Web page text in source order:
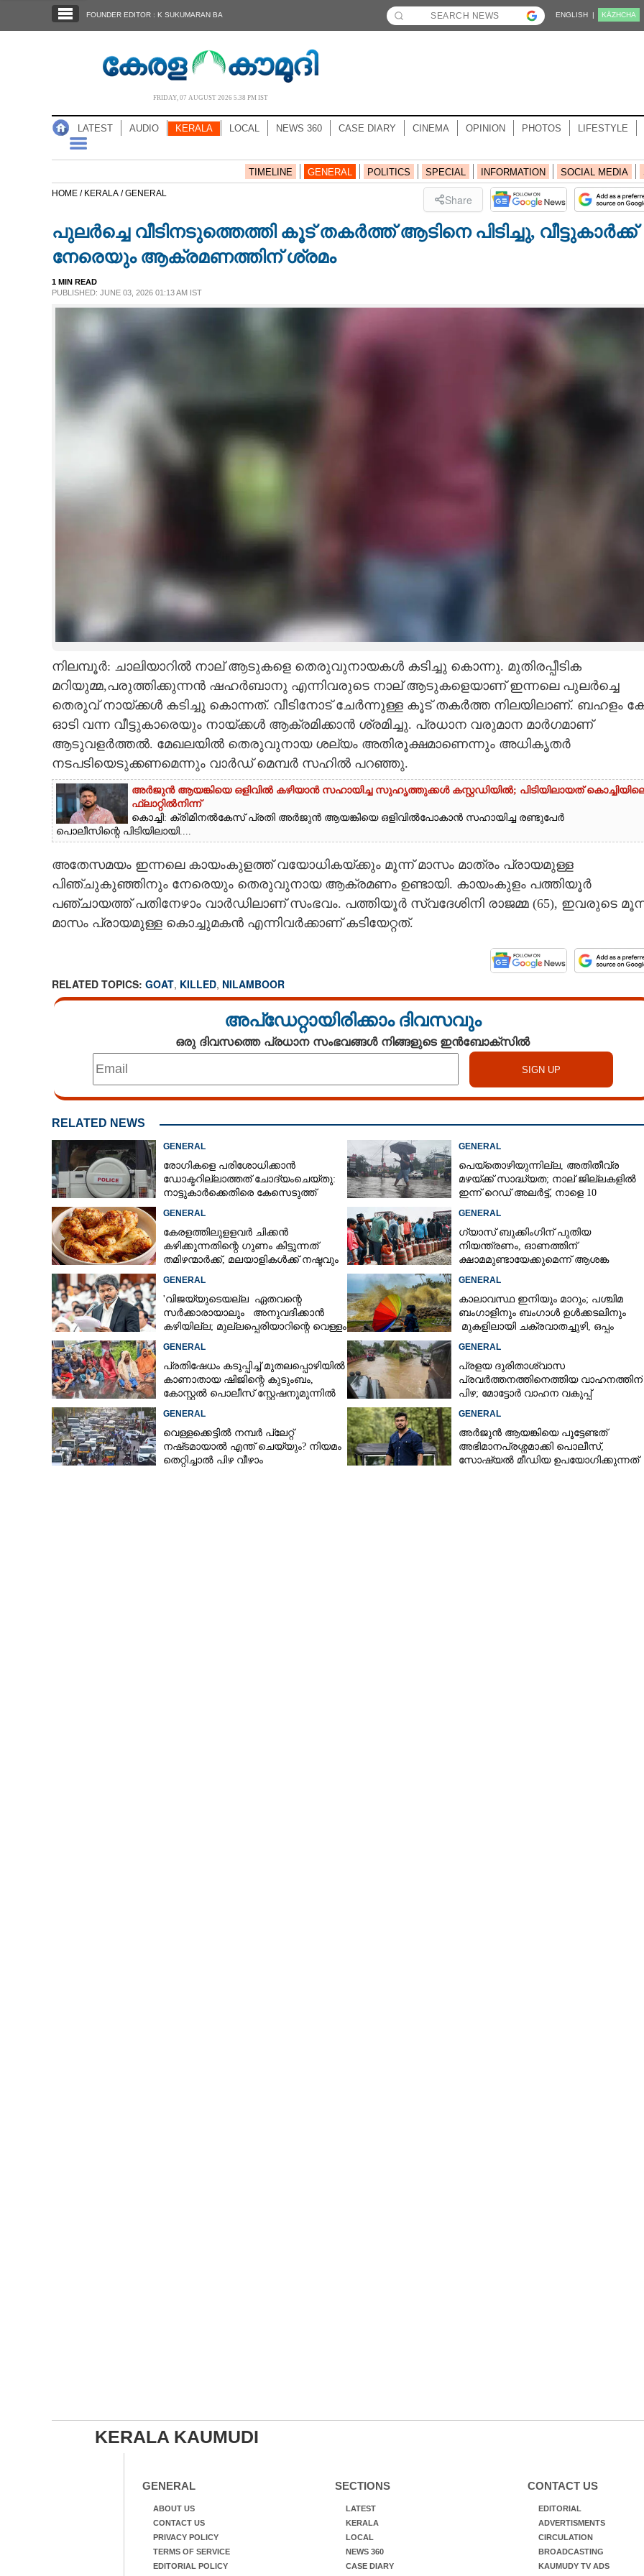
NOTIFIED NEWS
NEWS 360
CASE DIARY
CARTOONS
LITERATURE
CONTACT US
FOUNDER EDITOR : K SUKUMARAN BA ENGLISH | KĀZHCHA
FRIDAY, 07 AUGUST 2026 5.38 PM IST
LATEST AUDIO KERALA LOCAL NEWS 360 CASE DIARY CINEMA OPINION PHOTOS LIFESTYLE
TIMELINE GENERAL POLITICS SPECIAL INFORMATION SOCIAL MEDIA
HOME / KERALA /GENERAL Share
പുലർച്ചെ വീടിനടുത്തെത്തി കൂട് തകർത്ത് ആടിനെ പിടിച്ചു, വീട്ടുകാർക്ക്
നേരെയും ആക്രമണത്തിന് ശ്രമം
1 MIN READ
PUBLISHED: JUNE 03, 2026 01:13 AM IST
നിലമ്പൂർ: ചാലിയാറിൽ നാല് ആടുകളെ തെരുവുനായകൾ കടിച്ചു കൊന്നു. മുതിരപ്പീടിക
മറിയുമ്മ,പരുത്തിക്കുന്നൻ ഷഹർബാനു എന്നിവരുടെ നാല് ആടുകളെയാണ് ഇന്നലെ പുലർച്ചെ
തെരുവ് നായ്ക്കൾ കടിച്ചു കൊന്നത്. വീടിനോട് ചേർന്നുള്ള കൂട് തകർത്ത നിലയിലാണ്. ബഹളം
ഓടി വന്ന വീട്ടുകാരെയും നായ്ക്കൾ ആക്രമിക്കാൻ ശ്രമിച്ചു. പ്രധാന വരുമാന മാർഗമാണ്
ആടുവളർത്തൽ. മേഖലയിൽ തെരുവുനായ ശല്യം അതിരൂക്ഷമാണെന്നും അധികൃതർ
നടപടിയെടുക്കണമെന്നും വാർഡ് മെമ്പർ സഹിൽ പറഞ്ഞു.
അർജുൻ ആയങ്കിയെ ഒളിവിൽ കഴിയാൻ സഹായിച്ച സുഹൃത്തുക്കൾ കസ്റ്റഡിയിൽ; പിടിയിലായത്
ഫ്ലാറ്റിൽനിന്ന്
കൊച്ചി: ക്രിമിനൽകേസ് പ്രതി അർജുൻ ആയങ്കിയെ ഒളിവിൽപോകാൻ സഹായിച്ച രണ്ടുപേർ
പൊലീസിന്റെ പിടിയിലായി....
അതേസമയം ഇന്നലെ കായംകുളത്ത് വയോധികയ്ക്കും മൂന്ന് മാസം മാത്രം പ്രായമുള്ള
പിഞ്ചുകുഞ്ഞിനും നേരെയും തെരുവുനായ ആക്രമണം ഉണ്ടായി. കായംകുളം പത്തിയൂർ
പഞ്ചായത്ത് പതിനേഴാം വാർഡിലാണ് സംഭവം. പത്തിയൂർ സ്വദേശിനി രാജമ്മ (65), ഇവരുടെ
മാസം പ്രായമുള്ള കൊച്ചുമകൻ എന്നിവർക്കാണ് കടിയേറ്റത്.
RELATED TOPICS: GOAT, KILLED, NILAMBOOR
അപ്ഡേറ്റായിരിക്കാം ദിവസവും
ഒരു ദിവസത്തെ പ്രധാന സംഭവങ്ങൾ നിങ്ങളുടെ ഇൻബോക്സിൽ
RELATED NEWS
GENERAL
രോഗികളെ പരിശോധിക്കാൻ
ഡോക്ടറില്ലാത്തത് ചോദ്യംചെയ്തു:
നാട്ടുകാർക്കെതിരെ കേസെടുത്ത്
GENERAL
പെയ്തൊഴിയുന്നില്ല, അതിതീവ്ര
മഴയ്ക്ക് സാദ്ധ്യത;​ നാല് ജില്ലകളിൽ
ഇന്ന് റെഡ് അലർട്ട്,​ നാളെ 10
GENERAL
കേരളത്തിലുളളവർ ചിക്കൻ
കഴിക്കുന്നതിന്റെ ഗുണം കിട്ടുന്നത്
തമിഴന്മാർക്ക്, മലയാളികൾക്ക് നഷ്ടവും
GENERAL
ഗ്യാസ് ബുക്കിംഗിന് പുതിയ
നിയന്ത്രണം, ഓണത്തിന്
ക്ഷാമമുണ്ടായേക്കുമെന്ന് ആശങ്ക
GENERAL
'വിജയ്‌യുടെയല്ല ഏതവന്റെ
സർക്കാരായാലും അനുവദിക്കാൻ
കഴിയില്ല; മുല്ലപ്പെരിയാറിന്റെ വെള്ളം
GENERAL
കാലാവസ്ഥ ഇനിയും മാറും; പശ്ചിമ
ബംഗാളിനും ബംഗാൾ ഉൾക്കടലിനും
മുകളിലായി ചക്രവാതച്ചുഴി, ഒപ്പം
GENERAL
പ്രതിഷേധം കടുപ്പിച്ച് മുതലപ്പൊഴിയിൽ
കാണാതായ ഷിജിന്റെ കുടുംബം,
കോസ്റ്റൽ പൊലീസ് സ്റ്റേഷനുമുന്നിൽ
GENERAL
പ്രളയ ദുരിതാശ്വാസ
പ്രവർത്തനത്തിനെത്തിയ വാഹനത്തിന്
പിഴ; മോട്ടോർ വാഹന വകുപ്പ്
GENERAL
വെള്ളക്കെട്ടിൽ നമ്പർ പ്ലേറ്റ്
നഷ്‌ടമായാൽ എന്ത് ചെയ്യും? നിയമം
തെറ്റിച്ചാൽ പിഴ വീഴാം
GENERAL
അർജുൻ ആയങ്കിയെ പൂട്ടേണ്ടത്
അഭിമാനപ്രശ്നമാക്കി പൊലീസ്,
സാേഷ്യൽ മീഡിയ ഉപയോഗിക്കുന്നത്
KERALA KAUMUDI
GENERAL
ABOUT US
CONTACT US
PRIVACY POLICY
TERMS OF SERVICE
EDITORIAL POLICY
SECTIONS
LATEST
KERALA
LOCAL
NEWS 360
CASE DIARY
CONTACT US
EDITORIAL
ADVERTISMENTS
CIRCULATION
BROADCASTING
KAUMUDY TV ADS
Share this link